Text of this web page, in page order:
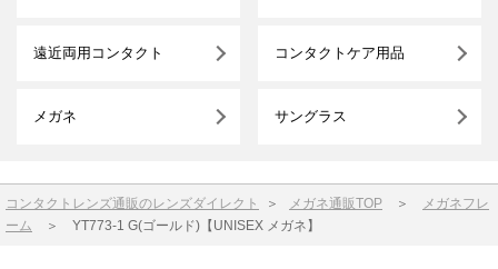
遠近両用コンタクト コンタクトケア用品
メガネ サングラス
コンタクトレンズ通販のレンズダイレクト ＞ メガネ通販TOP ＞
メガネフレ
ーム ＞ YT773-1 G(ゴールド)【UNISEX メガネ】